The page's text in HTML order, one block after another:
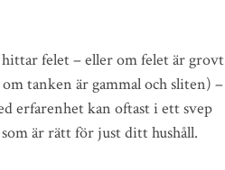
felet – eller om felet är grovt
tanken är gammal och sliten) –
erfarenhet kan oftast i ett svep
är rätt för just ditt hushåll.